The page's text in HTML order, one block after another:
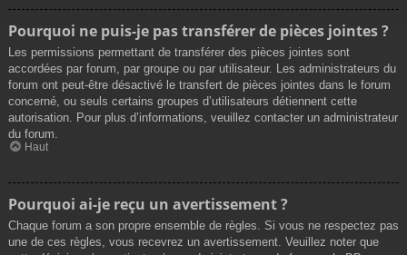
Pourquoi ne puis-je pas transférer de pièces jointes ?
Les permissions permettant de transférer des pièces jointes sont
accordées par forum, par groupe ou par utilisateur. Les administrateurs du
forum ont peut-être désactivé le transfert de pièces jointes dans le forum
concerné, ou seuls certains groupes d’utilisateurs détiennent cette
autorisation. Pour plus d’informations, veuillez contacter un administrateur
du forum.
Haut
Pourquoi ai-je reçu un avertissement ?
Chaque forum a son propre ensemble de règles. Si vous ne respectez pas
une de ces règles, vous recevrez un avertissement. Veuillez noter que